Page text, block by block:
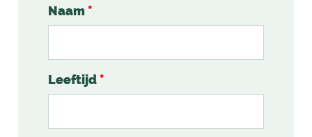
Naam *
Leeftijd *